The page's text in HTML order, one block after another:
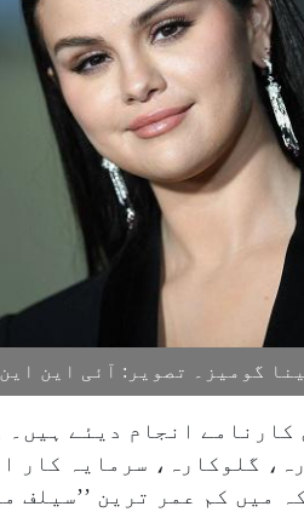
گومیز۔ تصویر: آئی این
انجام دیئے
۳۲؍ سالہ اداکارہ،
میں کم عمر ترین ’’سیلف